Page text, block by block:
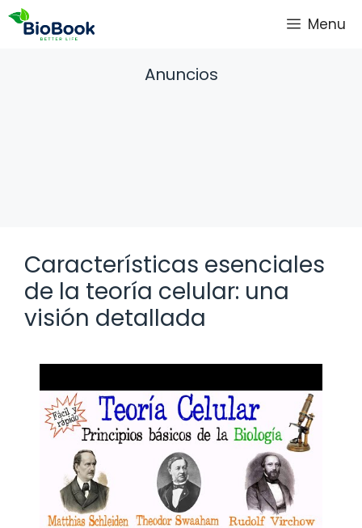
Saltar
Menu
Anuncios
Características esenciales
de la teoría celular: una
visión detallada